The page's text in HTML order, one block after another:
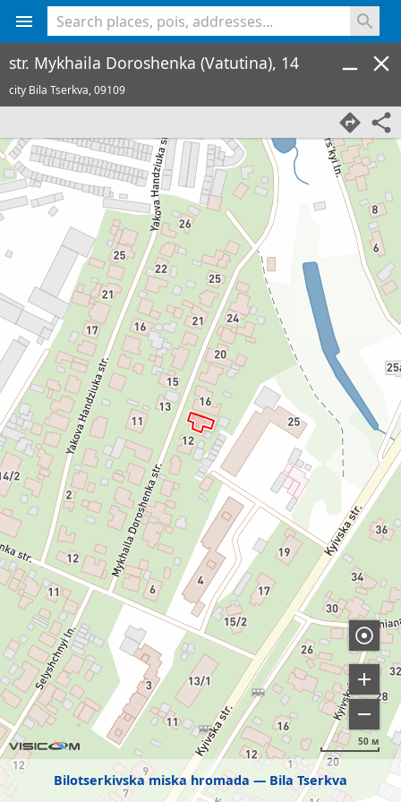
Bilotserkivska miska hromada Bila Tserkva
50 м
str. Mykhaila Doroshenka (Vatutina), 14
city Bila Tserkva,09109
<% console.log(hcard) %>